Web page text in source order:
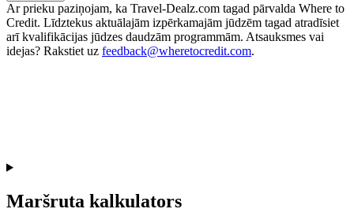
Ar prieku paziņojam, ka Travel-Dealz.com tagad pārvalda Where to
Credit. Līdztekus aktuālajām izpērkamajām jūdzēm tagad atradīsiet
arī kvalifikācijas jūdzes daudzām programmām. Atsauksmes vai
idejas? Rakstiet uz feedback@wheretocredit.com.
Maršruta kalkulators